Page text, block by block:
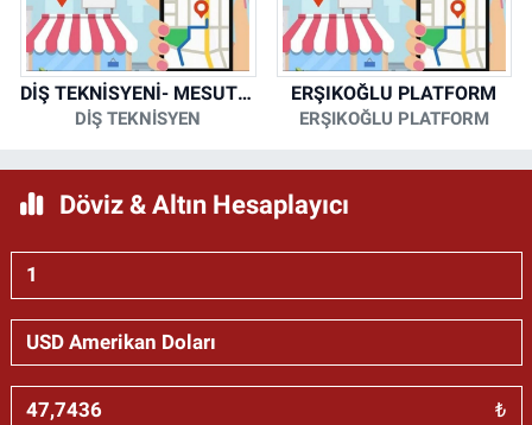
DİŞ TEKNİSYENİ- MESUT KORKMAZ
DİŞ TEKNİSYEN
ERŞIKOĞLU PLATFORM
ERŞIKOĞLU PLATFORM
Döviz & Altın Hesaplayıcı
₺